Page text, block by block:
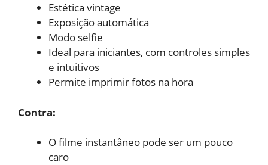
Estética vintage
Exposição automática
Modo selfie
Ideal para iniciantes, com controles simples
e intuitivos
Permite imprimir fotos na hora
Contra:
O filme instantâneo pode ser um pouco
caro